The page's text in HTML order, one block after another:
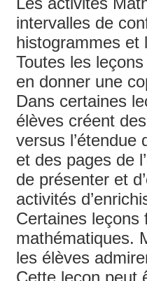
intervalles de
histogrammes et
Toutes les
en donner une
Dans certaines
élèves créent
versus l’étendue
et des pages de
de présenter et
activités
Certaines leçons
mathématiques.
les élèves
Cette leçon peut